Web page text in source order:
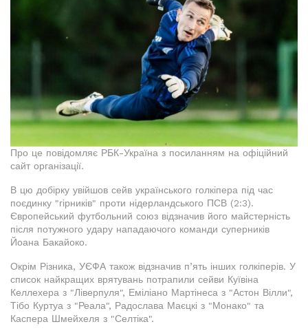
Про це повідомляє РБК-Україна з посиланням на офіційний
сайт організації.
В цю добірку увійшов сейв українського голкіпера під час
поєдинку "гірників" проти нідерландського ПСВ (2:3).
Європейський футбольний союз відзначив його майстерність
після потужного удару нападаючого команди суперників
Йоана Бакайоко.
Окрім Різника, УЄФА також відзначив п’ять інших голкіперів. У
список найкращих врятувань потрапили сейви Куївіна
Келлехера з "Ліверпуля", Еміліано Мартінеса з "Астон Вілли",
Тібо Куртуа з "Реала", Радослава Маєцкі з "Монако" та
Каспера Шмейхеля з "Селтіка".